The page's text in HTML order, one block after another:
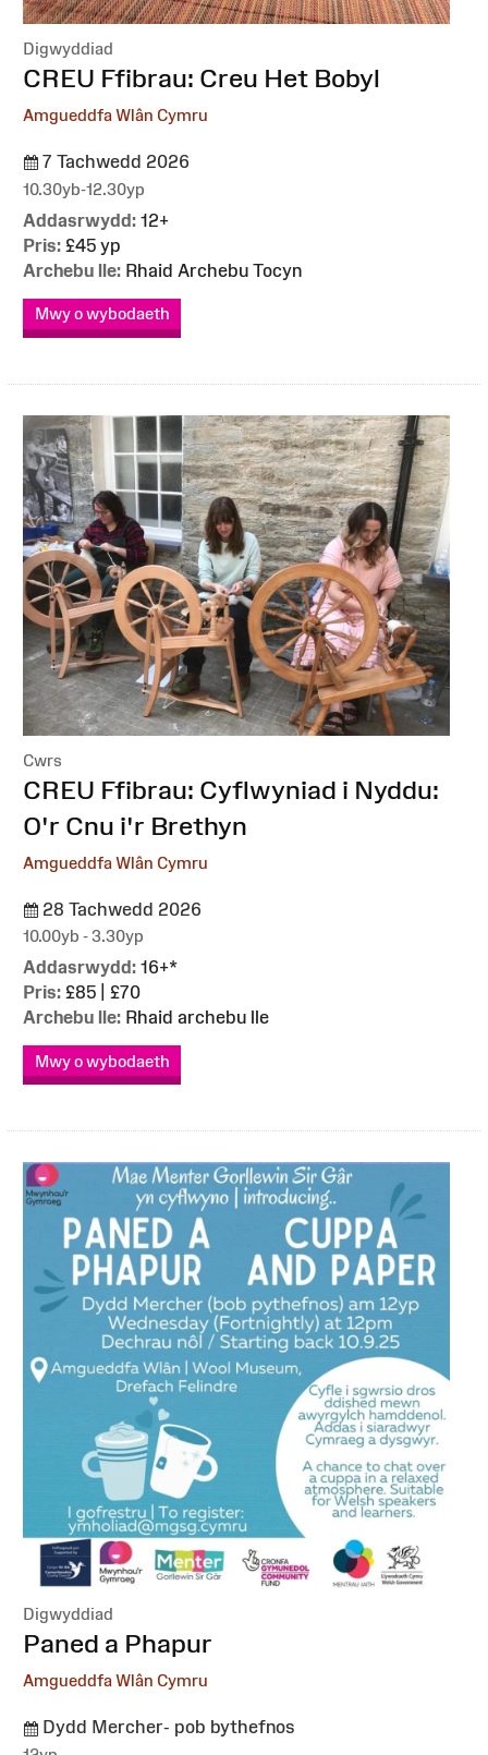
Digwyddiad
:CREU Ffibrau: Creu Het Bobyl
Amgueddfa Wlân Cymru
7 Tachwedd 2026
10.30yb-12.30yp
Addasrwydd: 12+
Pris: £45 yp
Archebu lle: Rhaid Archebu Tocyn
Mwy o wybodaeth
Cwrs
:CREU Ffibrau: Cyflwyniad i Nyddu:
O'r Cnu i'r Brethyn
Amgueddfa Wlân Cymru
28 Tachwedd 2026
10.00yb - 3.30yp
Addasrwydd: 16+*
Pris: £85 | £70
Archebu lle: Rhaid archebu lle
Mwy o wybodaeth
Digwyddiad
:Paned a Phapur
Amgueddfa Wlân Cymru
Dydd Mercher- pob bythefnos